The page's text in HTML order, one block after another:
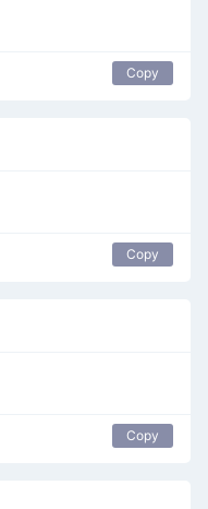
Copy
Copy
Copy